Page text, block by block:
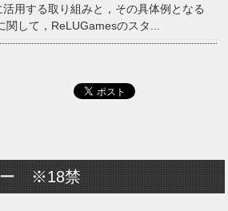
用する取り組みと，その具体例となる
関して，ReLUGamesのスタ...
ー ※18禁